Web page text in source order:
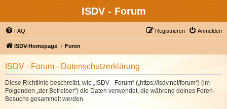
ISDV - Forum
FAQ Anmelden
Registrieren
ISDV-Homepage Foren
ISDV - Forum - Datenschutzerklärung
Diese Richtlinie beschreibt, wie „ISDV - Forum“ („https://isdv.net/forum“) (im
Folgenden „der Betreiber“) die Daten verwendet, die während deines Foren-
Besuchs gesammelt werden.